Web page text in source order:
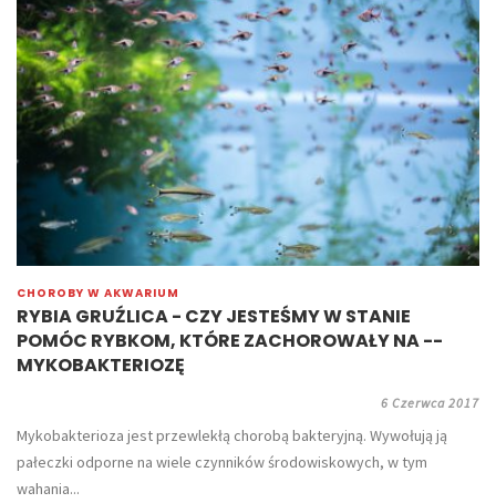
CHOROBY W AKWARIUM
RYBIA GRUŹLICA - CZY JESTEŚMY W STANIE
POMÓC RYBKOM, KTÓRE ZACHOROWAŁY NA --
MYKOBAKTERIOZĘ
6 Czerwca 2017
Mykobakterioza jest przewlekłą chorobą bakteryjną. Wywołują ją
pałeczki odporne na wiele czynników środowiskowych, w tym
wahania...